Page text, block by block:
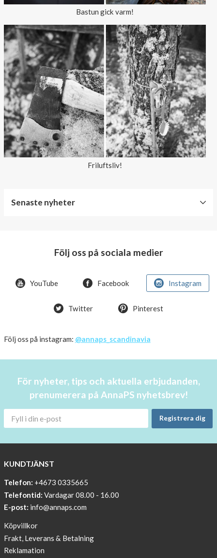
Bastun gick varm!
Friluftsliv!
Senaste nyheter
offer!
Just
few
stock!
!!!!
PRINT
undisturbed
Blogger
on
AnnaPS.com
Följ oss på sociala medier
YouTube Facebook Instagram
Twitter Pinterest
Följ oss på instagram: @annaps_scandinavia
För nyheter, tips och aktuella erbjudanden,
prenumerera på AnnaPS nyhetsbrev!
Registrera dig
KUNDTJÄNST
Telefon: +4673 0335665
Telefontid: Vardagar 08.00 - 16.00
E-post: info@annaps.com
Köpvillkor
Frakt, Leverans & Betalning
Reklamation